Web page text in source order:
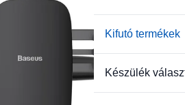
Kifutó termékek
Készülék